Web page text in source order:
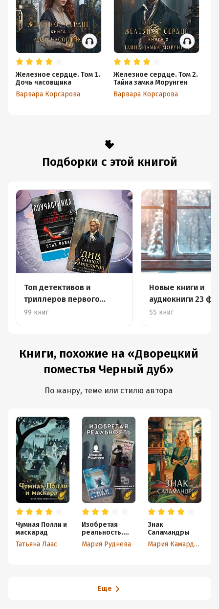
строить совместные планы, но как-то не ярко это
оказалось. Все тихо, спокойно, умеренно. А может так и
надо? Ведь именно тишины и стабильности искали
герои. Милая, уютная история, скорее под настроение.
Железное сердце. Том 1.
Дочь часовщика
Варвара Корсарова
Железное сердце. Том 2.
Тайна замка Морунген
Варвара Корсарова
Подборки с этой книгой
Топ детективов и
триллеров первого
полугодия – 2026
99 книг
Новые книги и
аудиокниги 23
1 марта
55 книг
Книги, похожие на «Дворецкий
поместья Черный дуб»
По жанру, теме или стилю автора
Чумная Полли и
маскарад
Татьяна Лаас
Изобретая
реальность.
Комплект из 2
книг Марии
Мария Руднева
Знак
Саламандры
Мария Камардина
Еще